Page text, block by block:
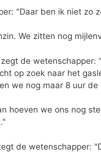
"Daar ben ik niet zo
We zitten nog
de wetenschapper:
op zoek naar het
we nog maar 8 uur de
hoeven we ons nog
de wetenschapper: